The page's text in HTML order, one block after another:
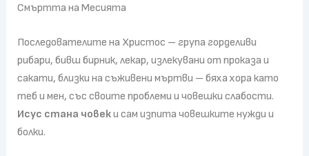
Смъртта на Месията
Последователите на Христос – група горделиви
рибари, бивш бирник, лекар, излекувани от проказа и
сакати, близки на съживени мъртви – бяха хора като
теб и мен, със своите проблеми и човешки слабости.
Исус стана човеки сам изпита човешките нужди и
болки.